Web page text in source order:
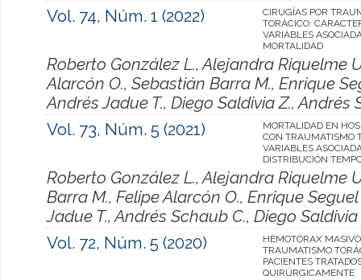
Vol. 74, Núm. 1 (2022)
CIRUGÍAS POR
TORÁCICO:
VARIABLES
MORTALIDAD
Roberto González L., Alejandra Riquelme
Alarcón O., Sebastián Barra M., Enrique
Andrés Jadue T., Diego Saldivia Z., Andrés
Vol. 73, Núm. 5 (2021)
MORTALIDAD EN
CON TRAUMATISMO
VARIABLES
DISTRIBUCIÓN
Roberto González L., Alejandra Riquelme
Barra M., Felipe Alarcón O., Enrique
Jadue T., Andrés Schaub C., Diego
Vol. 72, Núm. 5 (2020)
HEMOTÓRAX
TRAUMATISMO
PACIENTES
QUIRÚRGICAMENTE